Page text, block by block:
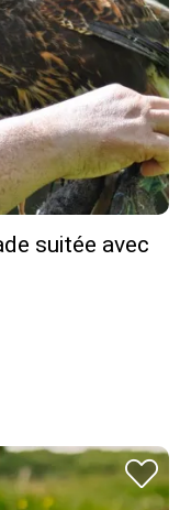
suitée avec